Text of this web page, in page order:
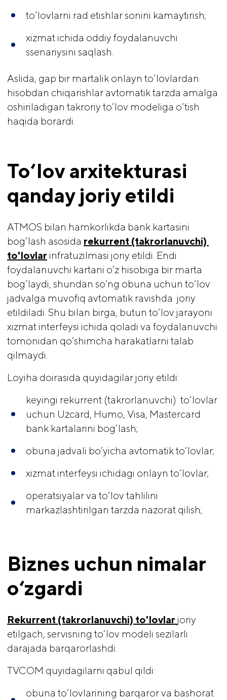
to‘lovlarni rad etishlar sonini kamaytirish;
xizmat ichida oddiy foydalanuvchi
ssenariysini saqlash.
Aslida, gap bir martalik onlayn to‘lovlardan
hisobdan chiqarishlar avtomatik tarzda amalga
oshiriladigan takroriy to‘lov modeliga o‘tish
haqida borardi.
To‘lov arxitekturasi
qanday joriy etildi
ATMOS bilan hamkorlikda bank kartasini
bog‘lash asosida rekurrent (takrorlanuvchi)
to'lovlar infratuzilmasi joriy etildi. Endi
foydalanuvchi kartani o‘z hisobiga bir marta
bog‘laydi, shundan so‘ng obuna uchun to‘lov
jadvalga muvofiq avtomatik ravishda joriy
etildiladi. Shu bilan birga, butun to‘lov jarayoni
xizmat interfeysi ichida qoladi va foydalanuvchi
tomonidan qo‘shimcha harakatlarni talab
qilmaydi.
Loyiha doirasida quyidagilar joriy etildi:
keyingi rekurrent (takrorlanuvchi) to‘lovlar
uchun Uzcard, Humo, Visa, Mastercard
bank kartalarini bog‘lash;
obuna jadvali bo‘yicha avtomatik to‘lovlar;
xizmat interfeysi ichidagi onlayn to‘lovlar;
operatsiyalar va to‘lov tahlilini
markazlashtirilgan tarzda nazorat qilish;
Biznes uchun nimalar
o‘zgardi
Rekurrent (takrorlanuvchi) to'lovlar joriy
etilgach, servisning to‘lov modeli sezilarli
darajada barqarorlashdi.
TVCOM quyidagilarni qabul qildi:
obuna to‘lovlarining barqaror va bashorat